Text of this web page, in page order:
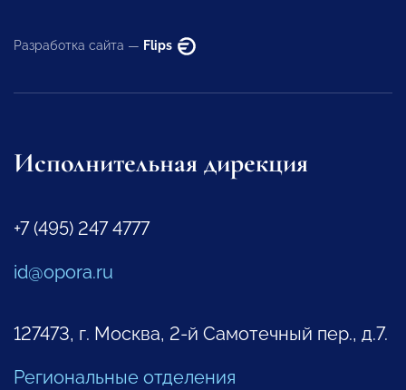
Разработка сайта — Flips
Исполнительная дирекция
+7 (495) 247 4777
id@opora.ru
127473, г. Москва, 2-й Самотечный пер., д.7.
Региональные отделения